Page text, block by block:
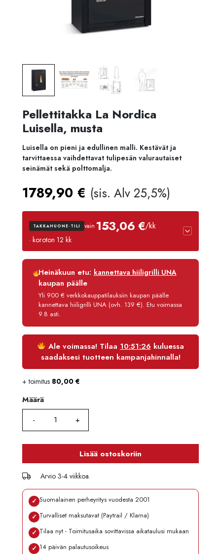
Pellettitakka La Nordica
Luisella, musta
Luisella on pieni ja edullinen malli. Kestävät ja
tarvittaessa vaihdettavat tulipesän valurautaiset
seinämät sekä polttomalja.
1789,90 € (sis. Alv 25,5%)
TAKKAHUONE-TILI vain 153,06 €/kk
· koroton 12 kk
Luottoaika
12 kk
Korko
Käsittelymaksu
3,90 €/kk
Maksettava yhteensä
1 836,70 €
Heinäkuun etu: kannettava hiiligrilli UNA
kaupan päälle
Yli 900 € verkkokauppatilauksiin kaupan päälle
kannettava hiiligrilli UNA (ovh. 139 €). Etu voimassa
9.8 asti.
Ale voimassa! Tilaa 10:51:25 kuluessa
saadaksesi tuotteen kampanjahinnalla!
+ toimitus 80,00 €
Määrä
Määrä
Lisää ostoskoriin
Arvio 3-4 viikkoa.
✓ Suomalainen perheyritys vuodesta 2001
✓ Turvalliset maksutavat (Paytrail / Klarna)
✓ Tilaa nyt - Toimitusaika sovittavissa aikataulusi mukaan
✓ 14 päivän palautusoikeus